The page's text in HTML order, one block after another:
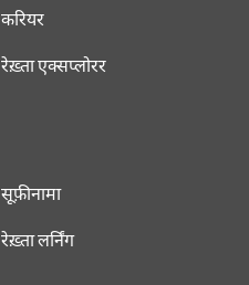
करियर
रेख़्ता एक्सप्लोरर
सूफ़ीनामा
रेख़्ता लर्निंग